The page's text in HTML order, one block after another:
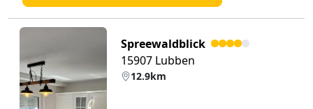
Spreewaldblick
15907 Lubben
12.9km